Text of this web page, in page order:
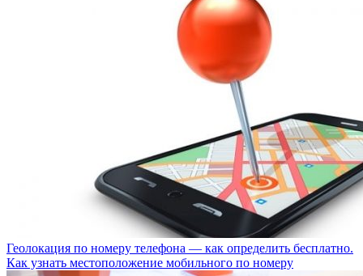
Геолокация по номеру телефона — как определить бесплатно.
Как узнать местоположение мобильного по номеру